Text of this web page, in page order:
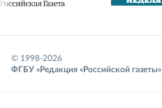
© 1998-2026
ФГБУ «Редакция «Российской газеты»